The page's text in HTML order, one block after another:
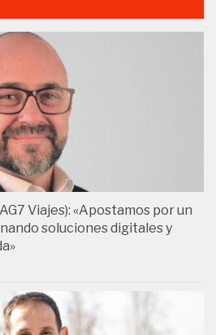
Viajes): «Apostamos por un
soluciones digitales y